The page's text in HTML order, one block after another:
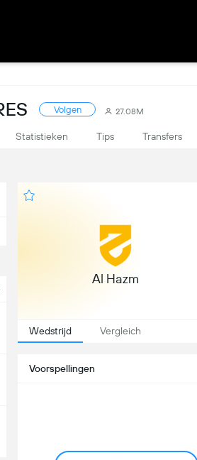
Volgen 27.08M
Statistieken Tips Transfers
Al Hazm
Wedstrijd Vergleich
Voorspellingen